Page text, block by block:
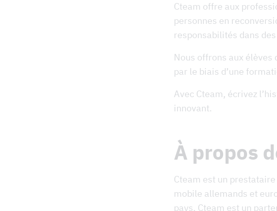
Cteam offre aux
personnes en
responsabilités dans
Nous offrons aux
par le biais d’une
Avec Cteam, écrivez
innovant.
À propos
Cteam est un
mobile allemands et
pays, Cteam est un